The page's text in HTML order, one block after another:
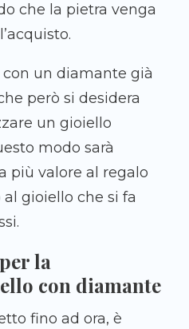
che la pietra venga
con un diamante già
però si desidera
un gioiello
modo sarà
più valore al regalo
gioiello che si fa
la
con diamante
fino ad ora, è